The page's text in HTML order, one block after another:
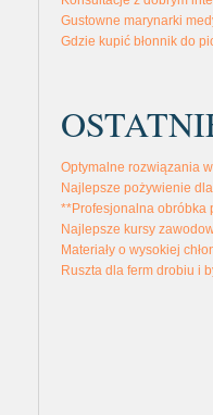
Gustowne marynarki
Gdzie kupić błonnik do
Optymalne rozwiązania
Najlepsze pożywienie
**Profesjonalna obróbka
Najlepsze kursy
Materiały o wysokiej
Ruszta dla ferm drobiu i